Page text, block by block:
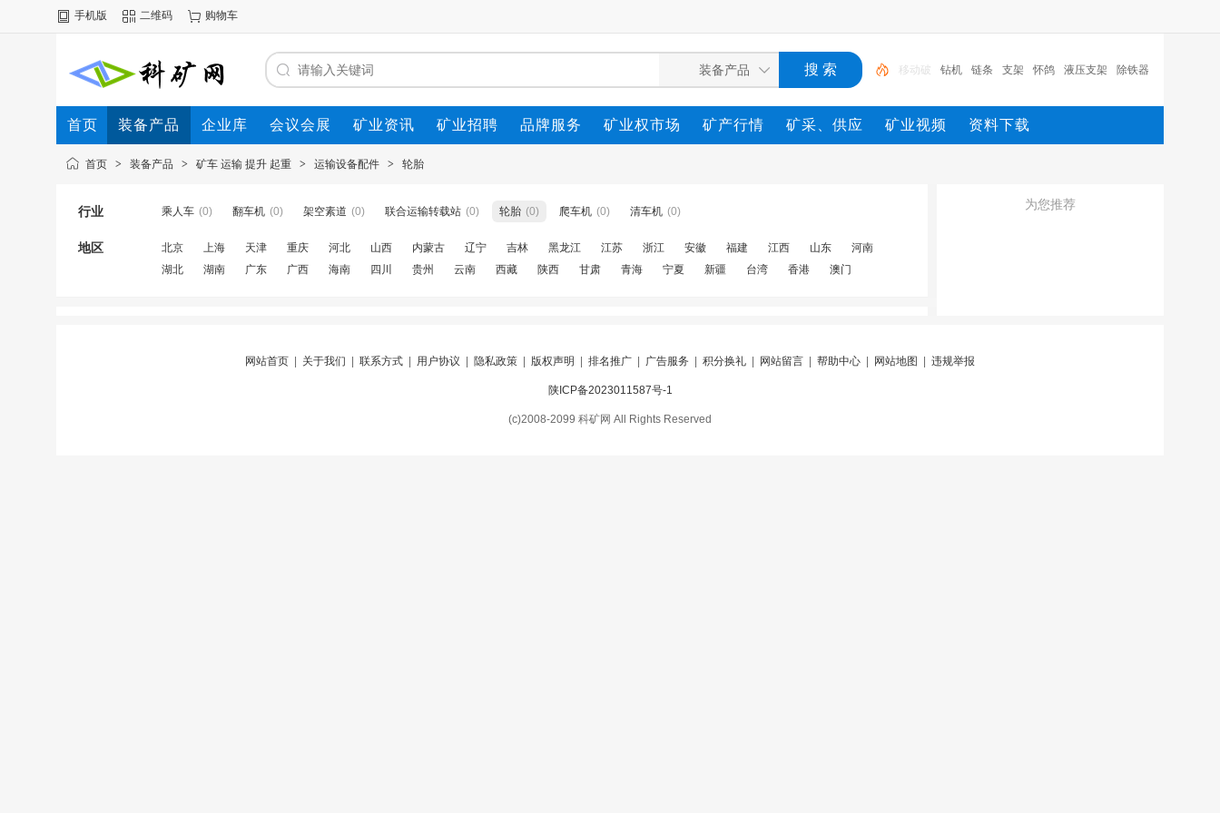
手机版 二维码 购物车
钻机 链条 支架 怀鸽 液压支架 除铁器 锚杆
电机 矿 移动破
首页 装备产品 企业库 会议会展 矿业资讯 矿业招聘 品牌服务 矿业权市场 矿产行情 矿采、供应 矿业视频 资料下载
首页 > 装备产品 > 矿车 运输 提升 起重 > 运输设备配件 > 轮胎
行业 乘人车 (0) 翻车机 (0) 架空素道 (0) 联合运输转载站 (0) 轮胎 (0) 爬车机 (0) 清车机 (0)
地区 北京 上海 天津 重庆 河北 山西 内蒙古 辽宁 吉林 黑龙江 江苏 浙江 安徽 福建 江西 山东
河南
湖北
湖南 广东 广西 海南 四川 贵州 云南 西藏 陕西 甘肃 青海 宁夏 新疆 台湾 香港 澳门
为您推荐
网站首页 关于我们 联系方式 用户协议 隐私政策 版权声明 排名推广 广告服务 积分换礼 网站留言 帮助中心 网站地图 违规举报
陕ICP备2023011587号-1
(c)2008-2099 科矿网 All Rights Reserved